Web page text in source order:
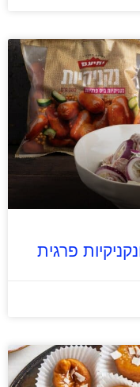
פרגית